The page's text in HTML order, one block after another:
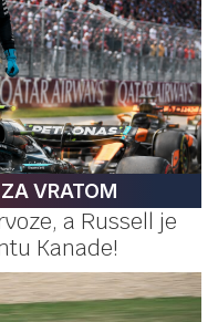
VRATOM
a Russell je
Kanade!